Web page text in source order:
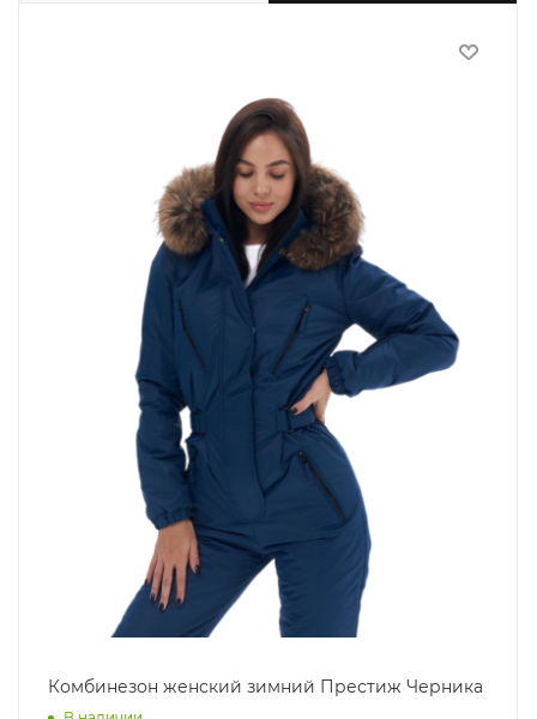
Комбинезон женский зимний Престиж Черника